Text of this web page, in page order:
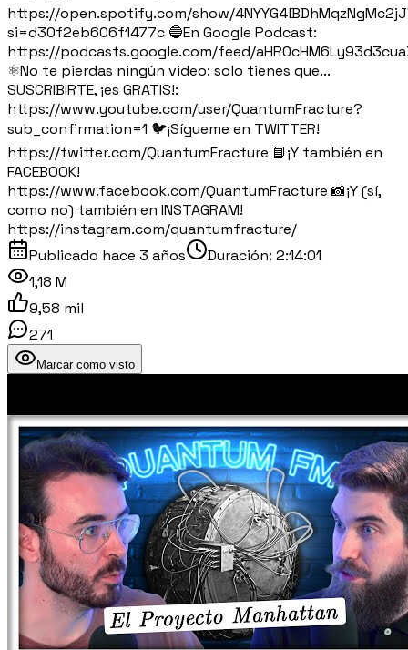
https://open.spotify.com/show/
si=d30f2eb606f1477c 🔵En Google Podcast:
https://podcasts.google.com/feed/
⚛️No te pierdas ningún video: solo tienes que...
SUSCRIBIRTE, ¡es GRATIS!:
https://www.youtube.com/user/QuantumFracture?
sub_confirmation=1 🐦¡Sígueme en TWITTER!
https://twitter.com/QuantumFracture 📘¡Y también en
FACEBOOK!
https://www.facebook.com/QuantumFracture 📸¡Y (sí,
como no) también en INSTAGRAM!
https://instagram.com/quantumfracture/
Publicado hace 3 años Duración: 2:14:01
1,18 M
9,58 mil
271
Marcar como visto